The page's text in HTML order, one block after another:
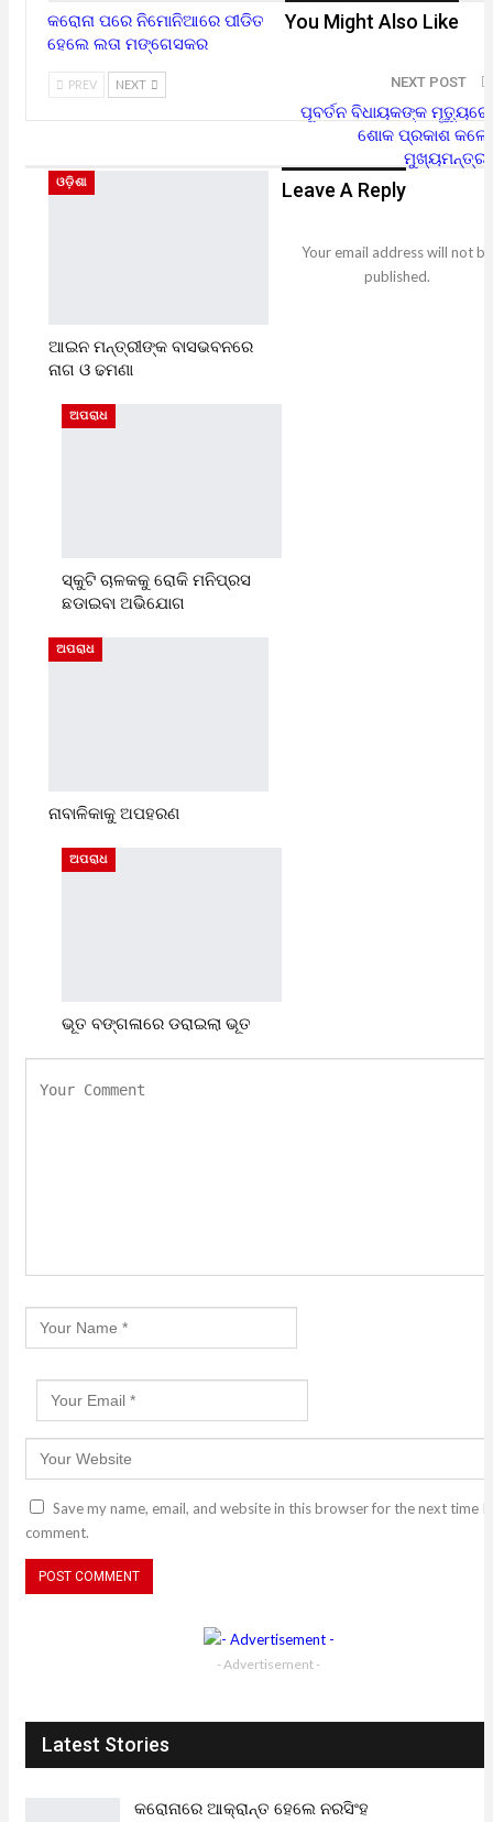
କରୋନା ପରେ ନିମୋନିଆରେ ପୀଡିତ
ହେଲେ ଲତା ମଙ୍ଗେସକର
NEXT POST
ପୂବର୍ତନ ବିଧାୟକଙ୍କ ମୃତ୍ୟୁରେ
ଶୋକ ପ୍ରକାଶ କଲେ
ମୁଖ୍ୟମନ୍ତ୍ରୀ
You Might Also Like
ଓଡ଼ିଶା
ଆଇନ ମନ୍ତ୍ରୀଙ୍କ ବାସଭବନରେ
ନାଗ ଓ ଢମଣା
ଅପରାଧ
ସ୍କୁଟି ଚାଳକକୁ ରୋକି ମନିପ୍ରସ
ଛଡାଇବା ଅଭିଯୋଗ
ଅପରାଧ
ନାବାଳିକାକୁ ଅପହରଣ
ଅପରାଧ
ଭୂତ ବଙ୍ଗଳାରେ ଡରାଇଲା ଭୂତ
PREV NEXT
Leave A Reply
Your email address will not be
published.
Save my name, email, and website in this browser for the next time I
comment.
- Advertisement -
Latest Stories
କରୋନାରେ ଆକ୍ରାନ୍ତ ହେଲେ ନରସିଂହ